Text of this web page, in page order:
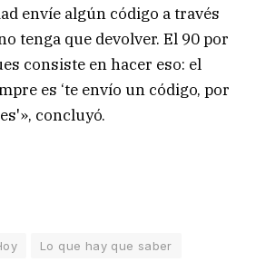
envíe algún código a través
tenga que devolver. El 90 por
consiste en hacer eso: el
es ‘te envío un código, por
concluyó.
Lo que hay que saber